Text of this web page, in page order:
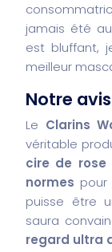
jamais été
est bluffant,
meilleur
Notre avis
Le Clarins
véritable
cire de rose
normes
puisse être
saura
regard ultra